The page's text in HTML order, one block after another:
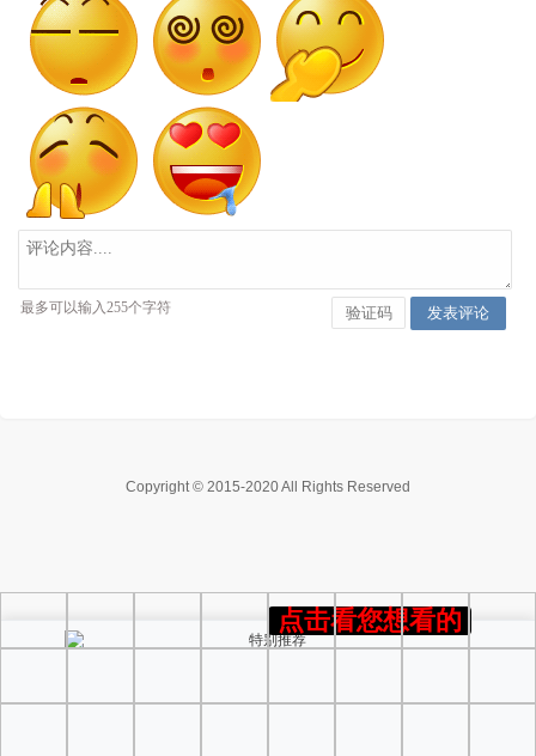
Copyright © 2015-2020 All Rights Reserved
点击看您想看的